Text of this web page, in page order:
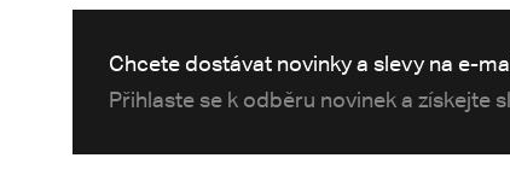
Chcete dostávat novinky a slevy na e-
Přihlaste se k odběru novinek a získejte